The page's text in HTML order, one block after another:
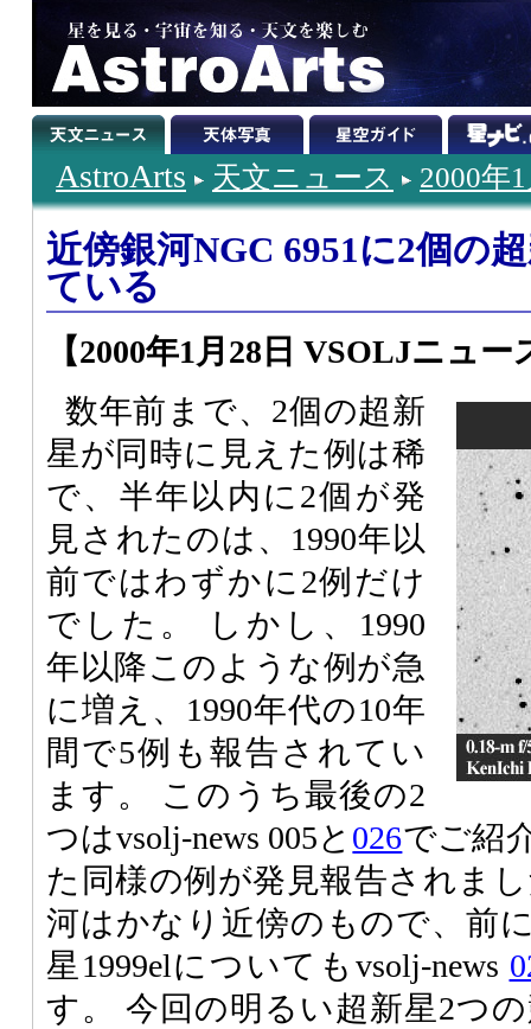
AstroArts 天文ニュース 2000年
近傍銀河NGC 6951に2個の
ている
【2000年1月28日 VSOLJニュー
数年前まで、2個の超新
星が同時に見えた例は稀
で、半年以内に2個が発
見されたのは、1990年以
前ではわずかに2例だけ
でした。 しかし、1990
年以降このような例が急
に増え、1990年代の10年
間で5例も報告されてい
ます。 このうち最後の2
つはvsolj-news 005と 026でご紹
た同様の例が発見報告されま
河はかなり近傍のもので、前
星1999elについてもvsolj-news
す。 今回の明るい超新星2つ